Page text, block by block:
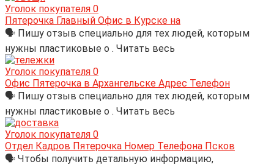
Уголок покупателя 0
Пятерочка Главный Офис в Курске на
🗣 Пишу отзыв специально для тех людей, которым
нужны пластиковые о . Читать весь
Уголок покупателя 0
Офис Пятерочка в Архангельске Адрес Телефон
🗣 Пишу отзыв специально для тех людей, которым
нужны пластиковые о . Читать весь
Уголок покупателя 0
Отдел Кадров Пятерочка Номер Телефона Псков
🗣 Чтобы получить детальную информацию,